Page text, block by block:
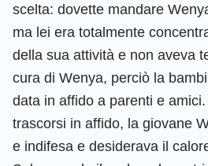
scelta: dovette mandare
ma lei era totalmente
della sua attività e non aveva
cura di Wenya, perciò la
data in affido a parenti e
trascorsi in affido, la giovane
e indifesa e desiderava il